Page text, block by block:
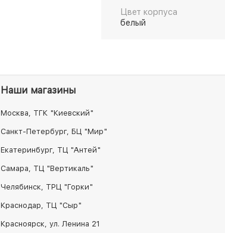
покрытию Ceramic
«щита» против
Цвет корпуса
белый
Наши магазины
Москва, ТГК "Киевский"
Санкт-Петербург, БЦ "Мир"
Екатеринбург, ТЦ "Антей"
Самара, ТЦ "Вертикаль"
Челябинск, ТРЦ "Горки"
Краснодар, ТЦ "Сыр"
Красноярск, ул. Ленина 21